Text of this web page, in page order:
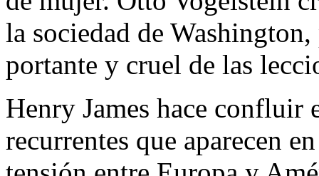
la so­ciedad de
portante y cruel de las
Henry James hace confluir
recurrentes que aparecen